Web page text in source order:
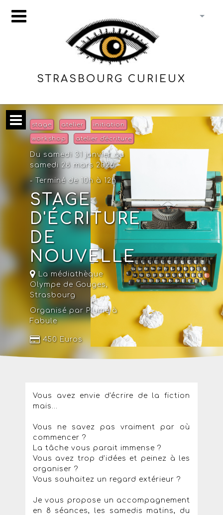
STRASBOURG CURIEUX
stage atelier initiation
workshop atelier d'écriture
Du samedi 31 janvier au
samedi 28 mars 2026
- Terminé de 10h à 12h
STAGE
D'ÉCRITURE
DE
NOUVELLE
La médiathèque
Olympe de Gouges,
Strasbourg
Organisé par Plume à
Fabule
450 Euros
Vous avez envie d'écrire de la fiction
mais...
Vous ne savez pas vraiment par où
commencer ?
La tâche vous parait immense ?
Vous avez trop d'idées et peinez à les
organiser ?
Vous souhaitez un regard extérieur ?
Je vous propose un accompagnement
en 8 séances, les samedis matins, du